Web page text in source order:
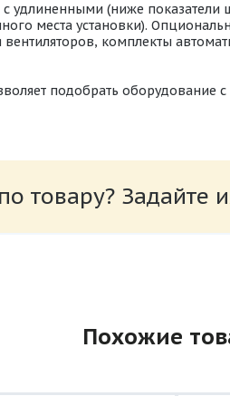
удлиненными (ниже
места установки).
комплекты
подобрать
товару? Задайте
Похожие